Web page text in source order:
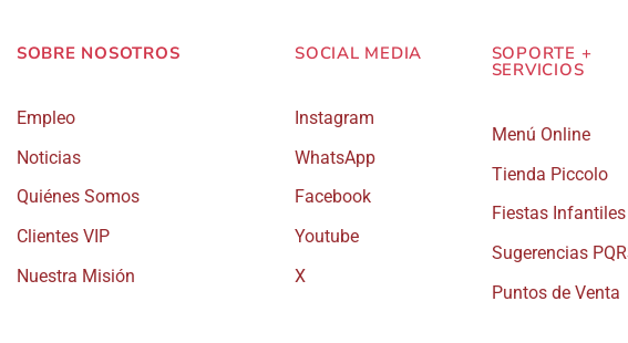
SOBRE NOSOTROS
Empleo
Noticias
Quiénes Somos
Clientes VIP
Nuestra Misión
SOCIAL MEDIA
Instagram
WhatsApp
Facebook
Youtube
X
SOPORTE +
SERVICIOS
Menú Online
Tienda Piccolo
Fiestas Infantiles
Sugerencias
Puntos de Venta